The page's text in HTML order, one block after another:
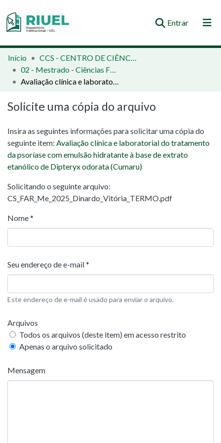
Entrar(current)
Orientações e Normas
Comunidades e Coleções
Início
CCS - CENTRO DE CIÊNCIAS DA SAÚDE
02 - Mestrado - Ciências Farmacêuticas
Avaliação clínica e laboratorial do tratamento da psoríase com emulsão hidratante à base de extrato etanólico de Dipteryx odorata (Cumaru)
Solicite uma cópia do arquivo
Insira as seguintes informações para solicitar uma cópia do
seguinte item: Avaliação clínica e laboratorial do tratamento
da psoríase com emulsão hidratante à base de extrato
etanólico de Dipteryx odorata (Cumaru)
Solicitando o seguinte arquivo:
CS_FAR_Me_2025_Dinardo_Vitória_TERMO.pdf
Nome *
Seu endereço de e-mail *
Este endereço de e-mail é usado para enviar o arquivo.
Arquivos
Todos os arquivos (deste item) em acesso restrito
Apenas o arquivo solicitado
Mensagem